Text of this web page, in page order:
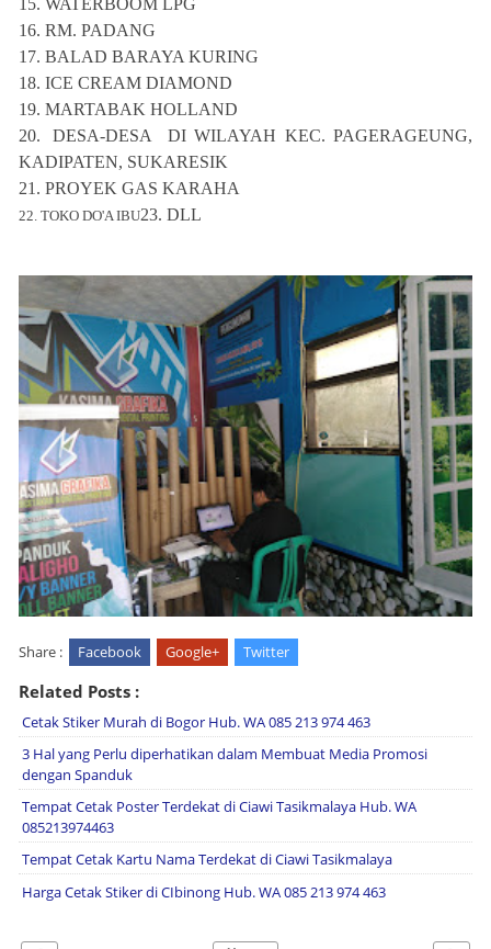
15. WATERBOOM LPG
16. RM. PADANG
17. BALAD BARAYA KURING
18. ICE CREAM DIAMOND
19. MARTABAK HOLLAND
20.
DESA-DESA DI WILAYAH KEC. PAGERAGEUNG,
KADIPATEN, SUKARESIK
21. PROYEK GAS KARAHA
22. TOKO DO'A IBU23. DLL
Share : Facebook Google+ Twitter
Related Posts :
Cetak Stiker Murah di Bogor Hub. WA 085 213 974 463
3 Hal yang Perlu diperhatikan dalam Membuat Media Promosi
dengan Spanduk
Tempat Cetak Poster Terdekat di Ciawi Tasikmalaya Hub. WA
085213974463
Tempat Cetak Kartu Nama Terdekat di Ciawi Tasikmalaya
Harga Cetak Stiker di CIbinong Hub. WA 085 213 974 463